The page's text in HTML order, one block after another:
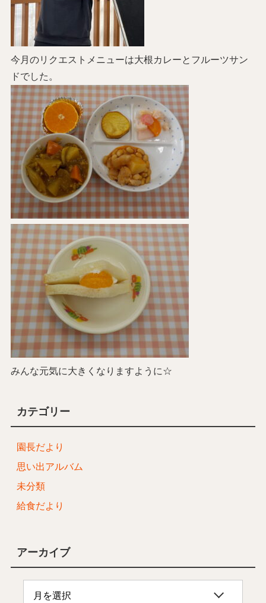
今月のリクエストメニューは大根カレーとフルーツサン
ドでした。
みんな元気に大きくなりますように☆
カテゴリー
園長だより
思い出アルバム
未分類
給食だより
アーカイブ